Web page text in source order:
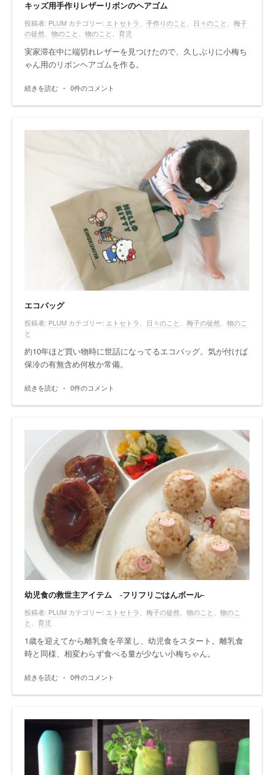
キッズ用手作りレザーリボンのヘアゴム
投稿者: PLUM カテゴリー: エトセトラ 手作りのこと 日々のこと
梅子
の徒然
物のこと 物のこと 育児
実家滞在中に端切れレザーを見つけたので、久しぶりに小梅ち
ゃん用のリボンヘアゴムを作る。
続きを読む • 0件のコメント
エコバッグ
投稿者: PLUM カテゴリー: エトセトラ 日々のこと 梅子の徒然
物のこ
と
約10年ほど買い物時に世話になってるエコバッグ。気が付けば
保冷の有無含め何枚か常備。
続きを読む • 0件のコメント
幼児食の救世主アイテム -フリフリごはんボール-
投稿者: PLUM カテゴリー: エトセトラ、 梅子の徒然、 物のこと、 物のこ
と、 育児
1歳を迎えてから離乳食を卒業し、幼児食をスタート。離乳食
時と同様、相変わらず食べる量が少ない小梅ちゃん。
続きを読む • 0件のコメント